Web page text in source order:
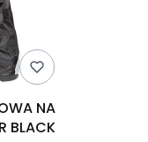
NA
BLACK